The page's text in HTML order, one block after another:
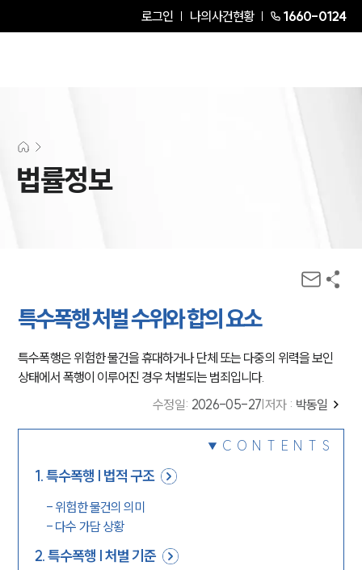
로그인 나의사건현황 1660-0124
법률정보
특수폭행 처벌 수위와 합의 요소
특수폭행은 위험한 물건을 휴대하거나 단체 또는 다중의 위력을 보인
상태에서 폭행이 이루어진 경우 처벌되는 범죄입니다.
수정일: 2026-05-27 저자 : 박동일
CONTENTS
1.특수폭행 | 법적 구조
- 위험한 물건의 의미
- 다수 가담 상황
2.특수폭행 | 처벌 기준